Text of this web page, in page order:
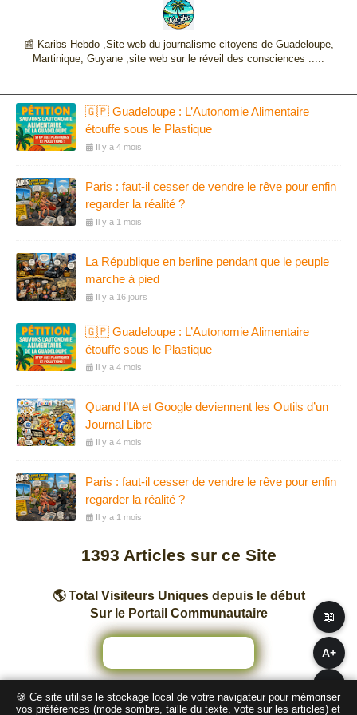
A+
📖
📰 Karibs Hebdo ,Site web du journalisme citoyens de Guadeloupe,
Martinique, Guyane ,site web sur le réveil des consciences .....
🇬🇵 Guadeloupe : L’Autonomie Alimentaire
étouffe sous le Plastique
Il y a 4 mois
Paris : faut-il cesser de vendre le rêve pour enfin
regarder la réalité ?
Il y a 1 mois
La République en berline pendant que le peuple
marche à pied
Il y a 16 jours
🇬🇵 Guadeloupe : L’Autonomie Alimentaire
étouffe sous le Plastique
Il y a 4 mois
Quand l’IA et Google deviennent les Outils d’un
Journal Libre
Il y a 4 mois
Paris : faut-il cesser de vendre le rêve pour enfin
regarder la réalité ?
Il y a 1 mois
1393 Articles sur ce Site
🌎 Total Visiteurs Uniques depuis le début
Sur le Portail Communautaire
Nombre total de pages vues sur ce Site
🍪 Ce site utilise le stockage local de votre navigateur pour mémoriser
vos préférences (mode sombre, taille du texte, vote sur les articles) et